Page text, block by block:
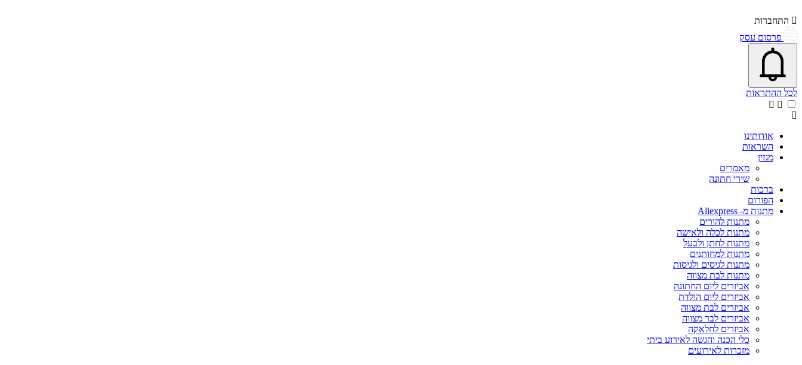
התחברות
פרסום עסק
פתיחת\סגירת מרכז התראות
אייקון פעמון
לכל ההתראות
אודותינו
השראות
מגזין
מאמרים
שירי חתונה
ברכות
הפורום
מתנות מ- Aliexpress
מתנות להורים
מתנות לכלה ולאישה
מתנות לחתן ולבעל
מתנות למחותנים
מתנות לגיסים ולגיסות
מתנות לבת מצווה
אביזרים ליום החתונה
אביזרים ליום הולדת
אביזרים לבת מצווה
אביזרים לבר מצווה
אביזרים לחלאקה
כלי הכנה והגשה לאירוע ביתי
מזכרות לאירועים